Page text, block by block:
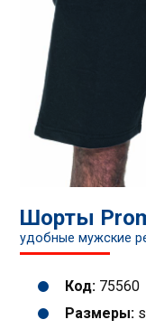
Шорты
удобные мужские
Код: 75560
Размеры: